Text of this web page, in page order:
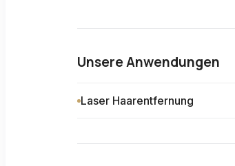
Unsere Anwendungen
Laser Haarentfernung